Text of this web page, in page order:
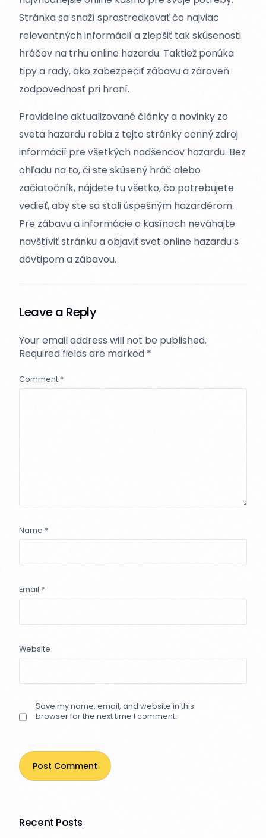
Stránka sa snaží sprostredkovať čo najviac
relevantných informácií a zlepšiť tak skúsenosti
hráčov na trhu online hazardu. Taktiež ponúka
tipy a rady, ako zabezpečiť zábavu a zároveň
zodpovednosť pri hraní.
Pravidelne aktualizované články a novinky zo
sveta hazardu robia z tejto stránky cenný zdroj
informácií pre všetkých nadšencov hazardu. Bez
ohľadu na to, či ste skúsený hráč alebo
začiatočník, nájdete tu všetko, čo potrebujete
vedieť, aby ste sa stali úspešným hazardérom.
Pre zábavu a informácie o kasínach neváhajte
navštíviť stránku a objaviť svet online hazardu s
dôvtipom a zábavou.
Leave a Reply
Your email address will not be published.
Required fields are marked *
Comment *
Name *
Email *
Website
Save my name, email, and website in this
browser for the next time I comment.
Recent Posts